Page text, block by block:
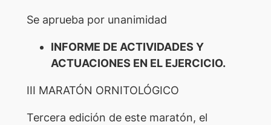
Se aprueba por unanimidad
INFORME DE ACTIVIDADES Y
ACTUACIONES EN EL EJERCICIO.
III MARATÓN ORNITOLÓGICO
Tercera edición de este maratón, el